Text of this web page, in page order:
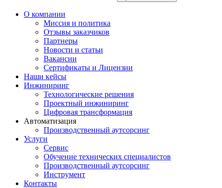
О компании
Миссия и политика
Отзывы заказчиков
Партнеры
Новости и статьи
Вакансии
Сертификаты и Лицензии
Наши кейсы
Инжиниринг
Технологические решения
Проектный инжиниринг
Цифровая трансформация
Автоматизация
Производственный аутсорсинг
Услуги
Сервис
Обучение технических специалистов
Производственный аутсорсинг
Инструмент
Контакты